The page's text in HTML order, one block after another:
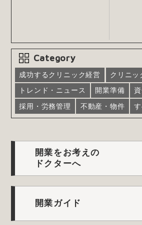
Category
成功するクリニック経営
クリニッ
トレンド・ニュース
開業準備
採用・労務管理
不動産・物件
開業をお考えの
ドクターへ
開業ガイド